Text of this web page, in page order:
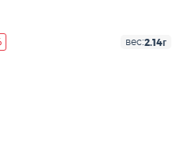
вес:2.14г